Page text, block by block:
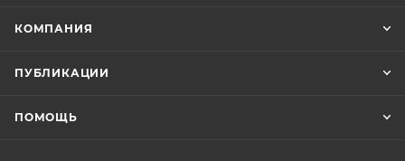
КОМПАНИЯ
ПУБЛИКАЦИИ
ПОМОЩЬ